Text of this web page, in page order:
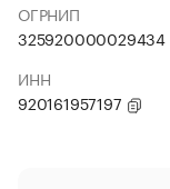
ОГРНИП
325920000029434
ИНН
920161957197